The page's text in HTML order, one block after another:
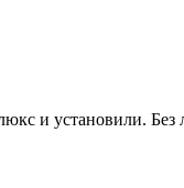
и установили.